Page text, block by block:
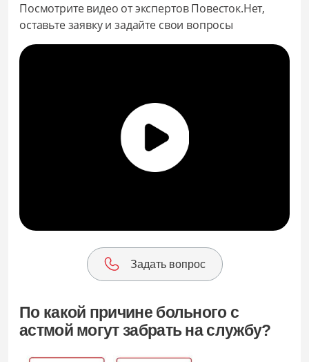
Посмотрите видео от экспертов Повесток.Нет,
оставьте заявку и задайте свои вопросы
Задать вопрос
По какой причине больного с
астмой могут забрать на службу?